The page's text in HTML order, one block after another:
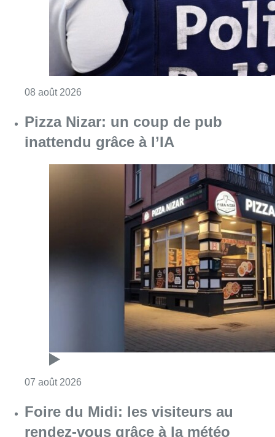
08 août 2026
Pizza Nizar: un coup de pub
inattendu grâce à l’IA
07 août 2026
Foire du Midi: les visiteurs au
rendez-vous grâce à la météo